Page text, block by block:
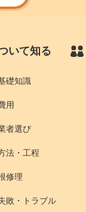
いて知る
礎知識
用
者選び
法・工程
修理
敗・トラブル